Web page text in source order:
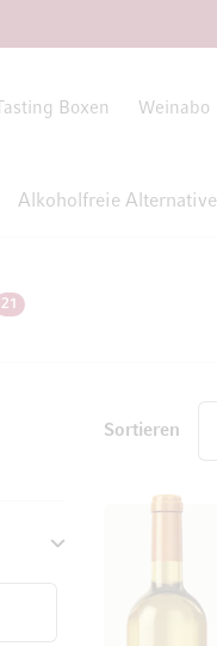
Tasting Boxen Weinabo
Alkoholfreie Alternative
21
Sortieren